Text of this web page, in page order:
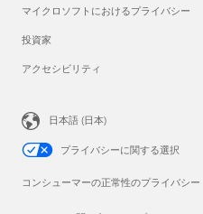
マイクロソフトにおけるプライバシー
投資家
アクセシビリティ
日本語 (日本)
プライバシーに関する選択
コンシューマーの正常性のプライバシー